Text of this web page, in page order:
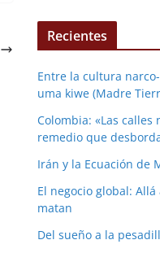
Recientes
Entre la cultura
uma kiwe (Madre
Colombia: «Las calles
remedio que
Irán y la Ecuación de
El negocio global:
matan
Del sueño a la